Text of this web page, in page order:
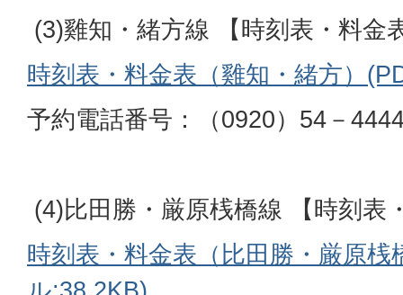
(3)雞知・緒方線 【時刻表・料金
時刻表・料金表（雞知・緒方）
予約電話番号：（0920）54－
(4)比田勝・厳原桟橋線 【時刻表
時刻表・料金表（比田勝・厳原